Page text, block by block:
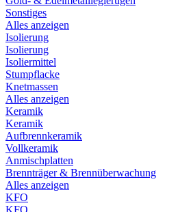
Sonstiges
Alles anzeigen
Isolierung
Isolierung
Isoliermittel
Stumpflacke
Knetmassen
Alles anzeigen
Keramik
Keramik
Aufbrennkeramik
Vollkeramik
Anmischplatten
Brennträger & Brennüberwachung
Alles anzeigen
KFO
KFO